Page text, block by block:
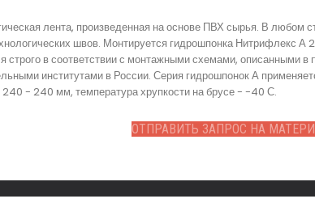
лента, произведенная на основе ПВХ сырья. В любом
швов. Монтируется гидрошпонка Нитрифлекс
строго в соответствии с монтажными схемами, описанными
институтами в России. Серия гидрошпонок А
- 240 мм, температура хрупкости на брусе - -40 С.
ОТПРАВИТЬ ЗАПРОС НА